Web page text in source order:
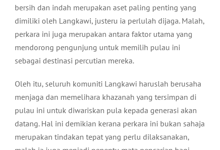
bersih dan indah merupakan aset paling penting yang
dimiliki oleh Langkawi, justeru ia perlulah dijaga. Malah,
perkara ini juga merupakan antara faktor utama yang
mendorong pengunjung untuk memilih pulau ini
sebagai destinasi percutian mereka.
Oleh itu, seluruh komuniti Langkawi haruslah berusaha
menjaga dan memelihara khazanah yang tersimpan di
pulau ini untuk diwariskan pula kepada generasi akan
datang. Hal ini demikian kerana perkara ini bukan sahaja
merupakan tindakan tepat yang perlu dilaksanakan,